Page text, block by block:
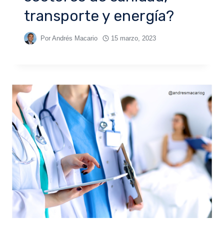
transporte y energía?
Por Andrés Macario 15 marzo, 2023